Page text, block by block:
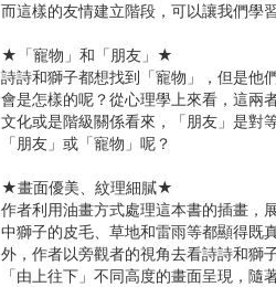
而這樣的友情建立階段，可以讓我們學
★「寵物」和「朋友」★
詩詩和獅子都想找到「寵物」，但是他
會是怎樣的呢？從心理學上來看，這兩
文化或是階級關係看來，「朋友」是對
「朋友」或「寵物」呢？
★畫面優美、紋理細膩★
作者利用油畫方式處理這本書的插畫，
中獅子的皮毛、草地和雷雨等都顯得既
外，作者以旁觀者的視角去看詩詩和獅
「由上往下」不同高度的畫面呈現，